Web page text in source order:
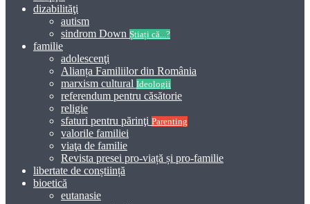
dizabilităţi
autism
sindrom Down Știați că...?
familie
adolescenţi
Alianța Familiilor din România
marxism cultural Ideologii
referendum pentru căsătorie
religie
sfaturi pentru părinţi Parenting
valorile familiei
viaţa de familie
Revista presei pro-viață și pro-familie
libertate de conștiință
bioetică
eutanasie